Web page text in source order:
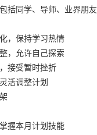
括同学、导师、业界朋友
，保持学习热情
，允许自己探索
接受暂时挫折
活调整计划
握本月计划技能